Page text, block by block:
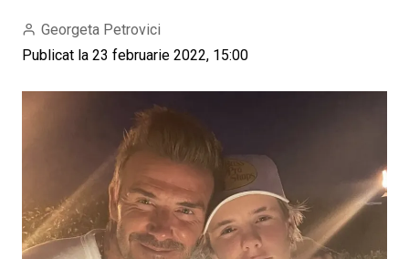
Georgeta Petrovici
Publicat la 23 februarie 2022, 15:00